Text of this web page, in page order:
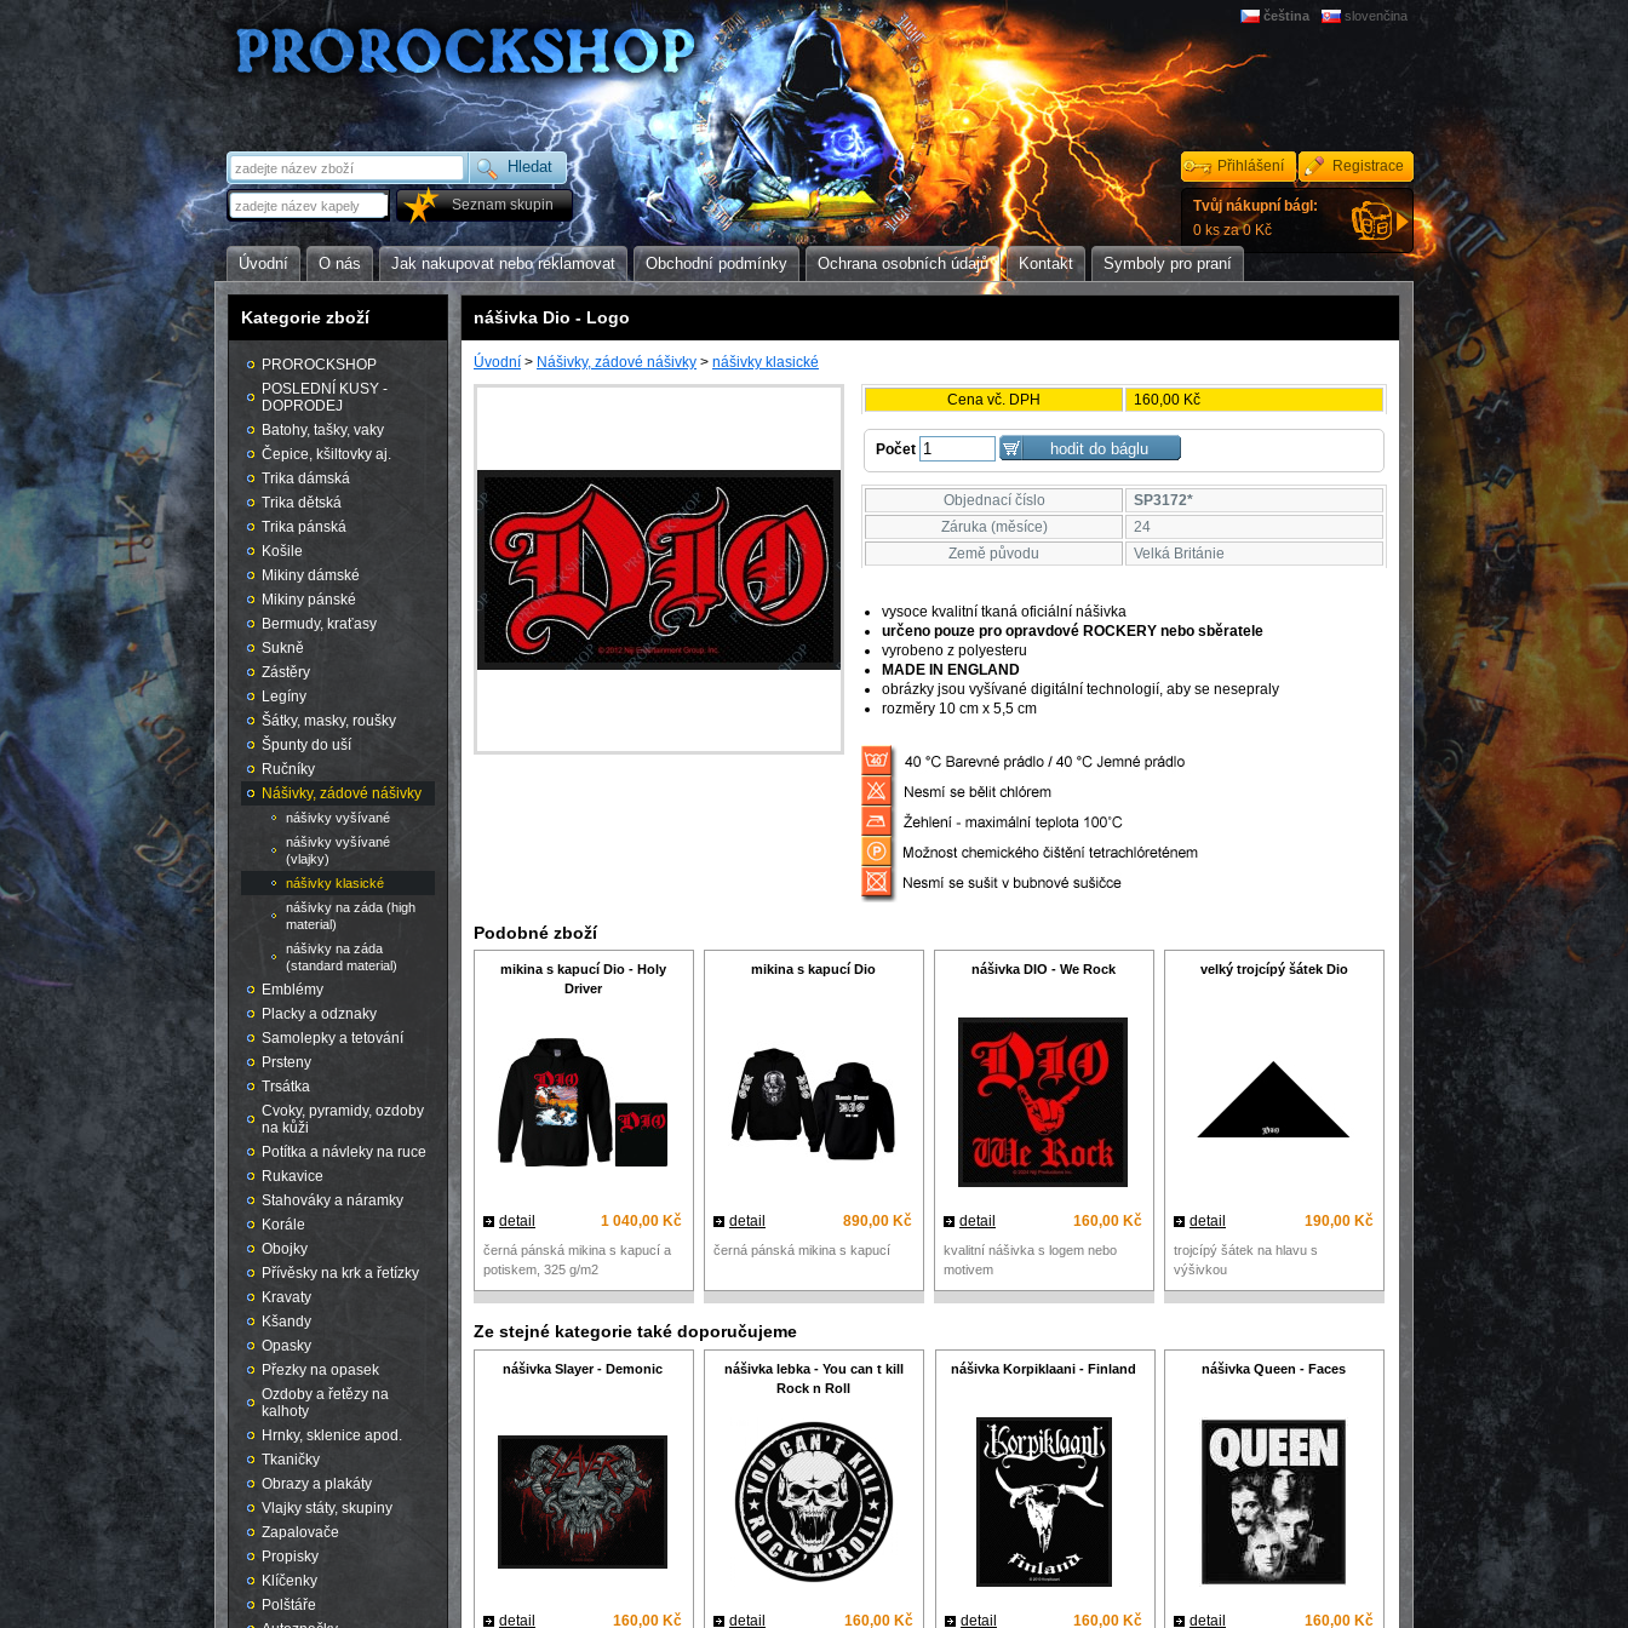
Seznam skupin
Přihlášení Registrace
Úvodní O nás Jak nakupovat nebo reklamovat Obchodní podmínky Ochrana osobních údajů Kontakt Symboly pro praní
čeština slovenčina
Tvůj nákupní bágl:
0 ks za 0 Kč
nášivka Dio - Logo
Úvodní > Nášivky, zádové nášivky > nášivky klasické
Cena vč. DPH 160,00 Kč
Počet
Objednací číslo
SP3172*
Záruka (měsíce)
24
Země původu
Velká Británie
vysoce kvalitní tkaná oficiální nášivka
určeno pouze pro opravdové ROCKERY nebo sběratele
vyrobeno z polyesteru
MADE IN ENGLAND
obrázky jsou vyšívané digitální technologií, aby se nesepraly
rozměry 10 cm x 5,5 cm
Podobné zboží
mikina s kapucí Dio - Holy
Driver
mikina s kapucí Dio nášivka DIO - We Rock velký trojcípý šátek Dio
1 040,00 Kč
detail 890,00 Kč
detail 160,00 Kč
detail 190,00 Kč
detail
černá pánská mikina s kapucí a
potiskem, 325 g/m2
černá pánská mikina s kapucí
kvalitní nášivka s logem nebo
motivem
trojcípý šátek na hlavu s
výšivkou
Ze stejné kategorie také doporučujeme
nášivka Slayer - Demonic
nášivka lebka - You can t kill
Rock n Roll
nášivka Korpiklaani - Finland nášivka Queen - Faces
160,00 Kč
detail 160,00 Kč
detail 160,00 Kč
detail 160,00 Kč
detail
Kategorie zboží
PROROCKSHOP
POSLEDNÍ KUSY -
DOPRODEJ
Batohy, tašky, vaky
Čepice, kšiltovky aj.
Trika dámská
Trika dětská
Trika pánská
Košile
Mikiny dámské
Mikiny pánské
Bermudy, kraťasy
Sukně
Zástěry
Legíny
Šátky, masky, roušky
Špunty do uší
Ručníky
Nášivky, zádové nášivky
nášivky vyšívané
nášivky vyšívané
(vlajky)
nášivky klasické
nášivky na záda (high
material)
nášivky na záda
(standard material)
Emblémy
Placky a odznaky
Samolepky a tetování
Prsteny
Trsátka
Cvoky, pyramidy, ozdoby
na kůži
Potítka a návleky na ruce
Rukavice
Stahováky a náramky
Korále
Obojky
Přívěsky na krk a řetízky
Kravaty
Kšandy
Opasky
Přezky na opasek
Ozdoby a řetězy na
kalhoty
Hrnky, sklenice apod.
Tkaničky
Obrazy a plakáty
Vlajky státy, skupiny
Zapalovače
Propisky
Klíčenky
Polštáře